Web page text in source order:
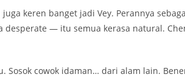
keren banget jadi Vey. Perannya
desperate — itu semua kerasa natural.
Sosok cowok idaman… dari alam lain.